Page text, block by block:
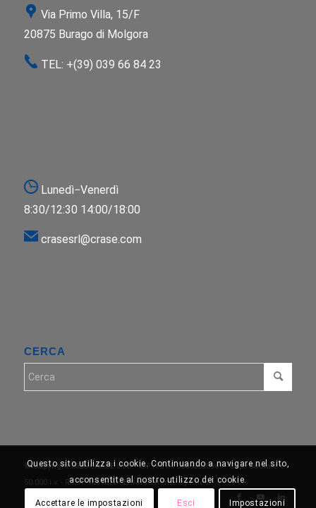
Via Primo Villa, 15/F
20875 Burago di Molgora
TEL: +(39) 039 66 84 23
Lunedì−Venerdì
8:30/12:30 14:00/18:00
crasesrl@crase.com
CERCA
© Copyright 2026 CRASE s.r.l. − C.F./P.IVA 06555520961 - Cap. Sociale €
50.000 i.v. - R.E.A. 1861878 -Enfold Theme by Kriesi
Questo sito utilizza i cookie. Continuando a navigare nel sito,
acconsentite al nostro utilizzo dei cookie.
Accettare le impostazioni Esci Impostazioni